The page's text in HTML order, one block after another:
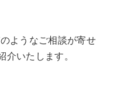
ようなご相談が寄せ
介いたします。